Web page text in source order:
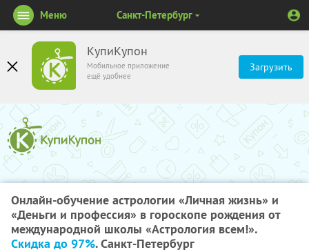
КупиКупон
Мобильное приложение
ещё удобнее
Загрузить
Меню Санкт-Петербург
Онлайн-обучение астрологии «Личная жизнь» и
«Деньги и профессия» в гороскопе рождения от
международной школы «Астрология всем!».
Скидка до 97%. Санкт-Петербург